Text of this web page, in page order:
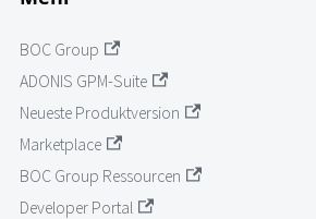
BOC Group
ADONIS GPM-Suite
Neueste Produktversion
Marketplace
BOC Group Ressourcen
Developer Portal